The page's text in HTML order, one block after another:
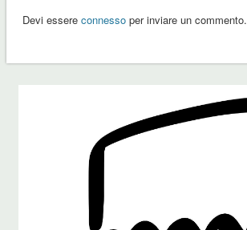
Devi essere connessoper inviare un commento.